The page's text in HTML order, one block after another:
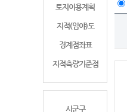
토지이용계획
지적(임야)도
경계점좌표
지적측량기준점
시군구